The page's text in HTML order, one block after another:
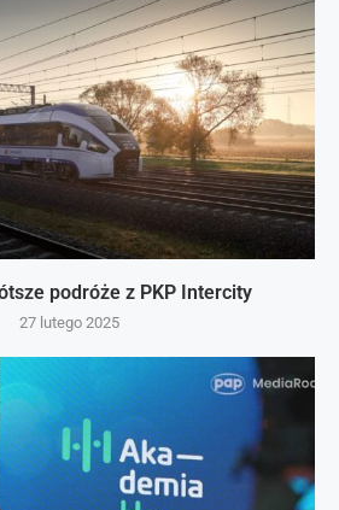
podróże z PKP Intercity
27 lutego 2025